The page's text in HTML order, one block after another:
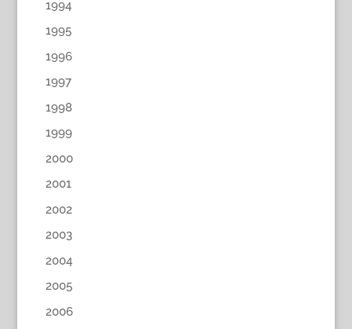
1994
1995
1996
1997
1998
1999
2000
2001
2002
2003
2004
2005
2006